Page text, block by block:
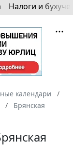
Налоги и
календари
Брянская